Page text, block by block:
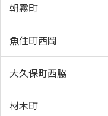
朝霧町
魚住町西岡
大久保町西脇
材木町